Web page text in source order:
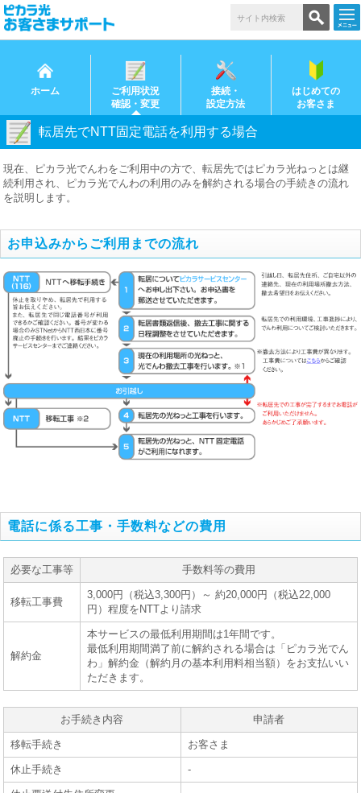
ホーム
ご利用状況
確認・変更
接続・
設定方法
はじめての
お客さま
転居先でNTT固定電話を利用する場合
現在、ピカラ光でんわをご利用中の方で、転居先ではピカラ光ねっとは継
続利用され、ピカラ光でんわの利用のみを解約される場合の手続きの流れ
を説明します。
お申込みからご利用までの流れ
電話に係る工事・手数料などの費用
必要な工事等 手数料等の費用
移転工事費
3,000円（税込3,300円）～ 約20,000円（税込22,000
円）程度をNTTより請求
解約金
本サービスの最低利用期間は1年間です。
最低利用期間満了前に解約される場合は「ピカラ光でん
わ」解約金（解約月の基本利用料相当額）をお支払いい
ただきます。
お手続き内容 申請者
移転手続き お客さま
休止手続き -